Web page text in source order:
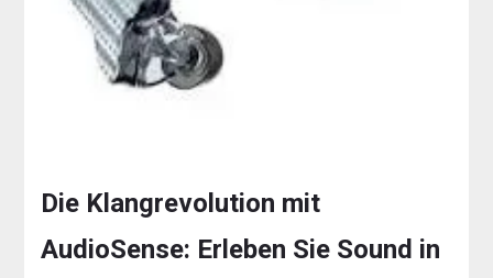
Die Klangrevolution mit
AudioSense: Erleben Sie Sound in